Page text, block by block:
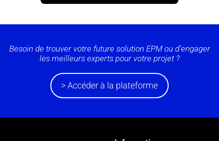
Besoin de trouver votre future solution EPM ou d'engager
les meilleurs experts pour votre projet ?
> Accéder à la plateforme